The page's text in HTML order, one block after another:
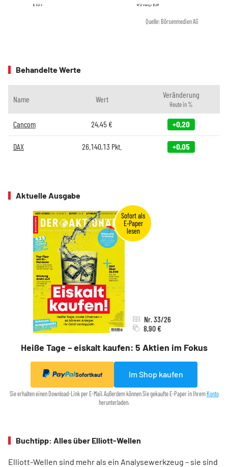
Quelle: Börsenmedien AG
Behandelte Werte
Name Wert Veränderung
Heute in %
Cancom 24,45 € +0,20
DAX 26.140,13 Pkt. +0,05
Aktuelle Ausgabe
Heiße Tage – eiskalt kaufen: 5 Aktien im Fokus
Nr. 33/26
8,90 €
Sofortkauf Im Shop kaufen
Sie erhalten einen Download-Link per E-Mail. Außerdem können Sie gekaufte E-Paper in IhremKonto
herunterladen.
Buchtipp: Alles über Elliott-Wellen
Elliott-Wellen sind mehr als ein Analysewerkzeug – sie sind